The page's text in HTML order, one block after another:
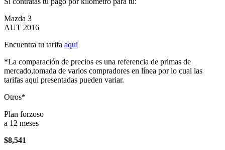
Mazda 3
AUT 2016
Encuentra tu tarifa aqui
*La comparación de precios es una referencia de primas de
mercado,tomada de varios compradores en línea por lo cual las
tarifas aqui presentadas pueden variar.
Otros*
Plan forzoso
a 12 meses
$8,541